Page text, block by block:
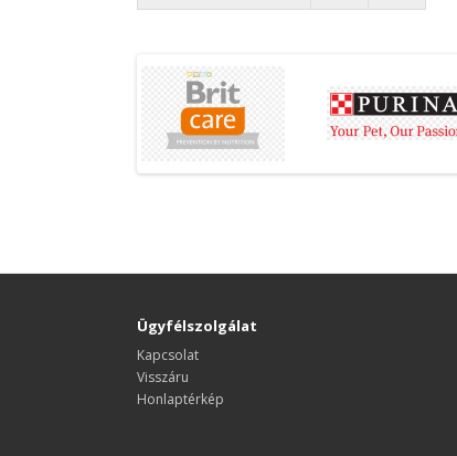
Ügyfélszolgálat
Kapcsolat
Visszáru
Honlaptérkép